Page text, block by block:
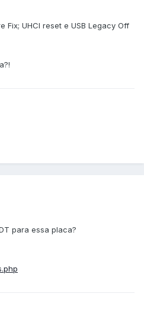
Fix; UHCI reset e USB Legacy Off
para essa placa?